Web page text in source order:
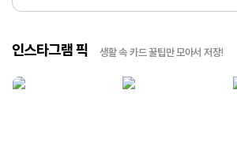
인스타그램 픽 생활 속 카드 꿀팁만 모아서 저장!